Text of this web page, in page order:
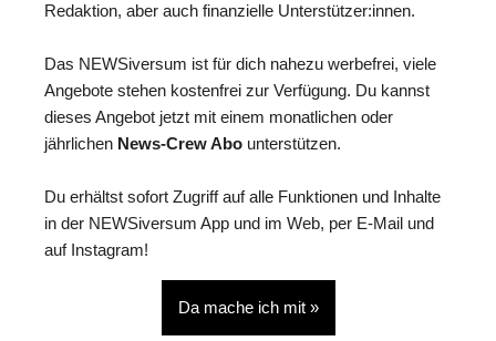
Redaktion, aber auch finanzielle Unterstützer:innen.
Das NEWSiversum ist für dich nahezu werbefrei, viele
Angebote stehen kostenfrei zur Verfügung. Du kannst
dieses Angebot jetzt mit einem monatlichen oder
jährlichen News-Crew Abo unterstützen.
Du erhältst sofort Zugriff auf alle Funktionen und Inhalte
in der NEWSiversum App und im Web, per E-Mail und
auf Instagram!
Da mache ich mit »